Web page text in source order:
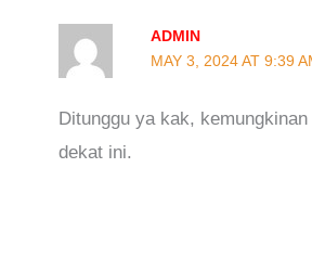
ADMIN
MAY 3, 2024 AT 9:39
Ditunggu ya kak,
dekat ini.